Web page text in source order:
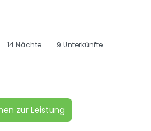
14Nächte
9 Unterkünfte
zur Leistung